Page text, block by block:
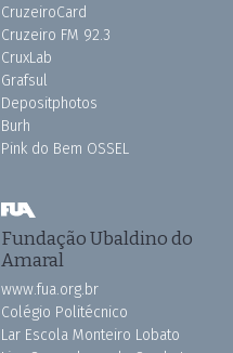
CruzeiroCard
Cruzeiro FM 92.3
CruxLab
Grafsul
Depositphotos
Burh
Pink do Bem OSSEL
Fundação Ubaldino do
Amaral
www.fua.org.br
Colégio Politécnico
Lar Escola Monteiro Lobato